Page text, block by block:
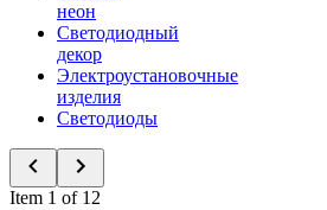
неон
Светодиодный
декор
Электроустановочные
изделия
Светодиоды
Item 1 of 12